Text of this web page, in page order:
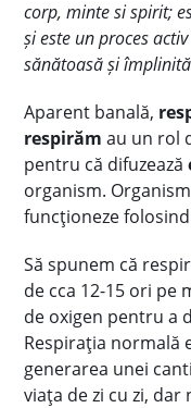
corp, minte si spirit;
și este un proces
sănătoasă și
Aparent banală,
respirăm au un rol
pentru că difuzează
organism.
funcționeze
Să spunem că
de cca 12-15 ori pe
de oxigen pentru a
Respirația normală
generarea unei
viața de zi cu zi,